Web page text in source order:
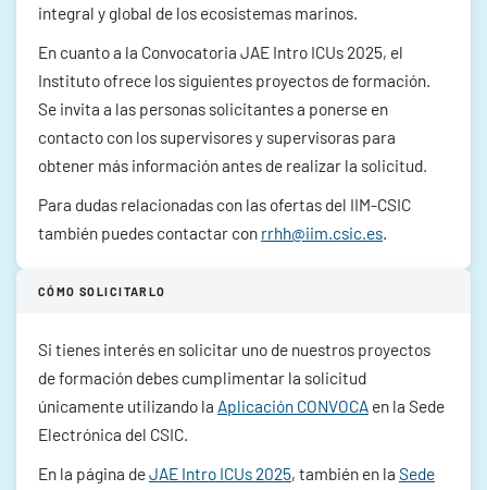
integral y global de los ecosistemas marinos.
En cuanto a la Convocatoria JAE Intro ICUs 2025, el
Instituto ofrece los siguientes proyectos de formación.
Se invita a las personas solicitantes a ponerse en
contacto con los supervisores y supervisoras para
obtener más información antes de realizar la solicitud.
Para dudas relacionadas con las ofertas del IIM-CSIC
también puedes contactar con rrhh@iim.csic.es.
CÓMO SOLICITARLO
Si tienes interés en solicitar uno de nuestros proyectos
de formación debes cumplimentar la solicitud
únicamente utilizando la Aplicación CONVOCA en la Sede
Electrónica del CSIC.
En la página deJAE Intro ICUs 2025, también en la Sede